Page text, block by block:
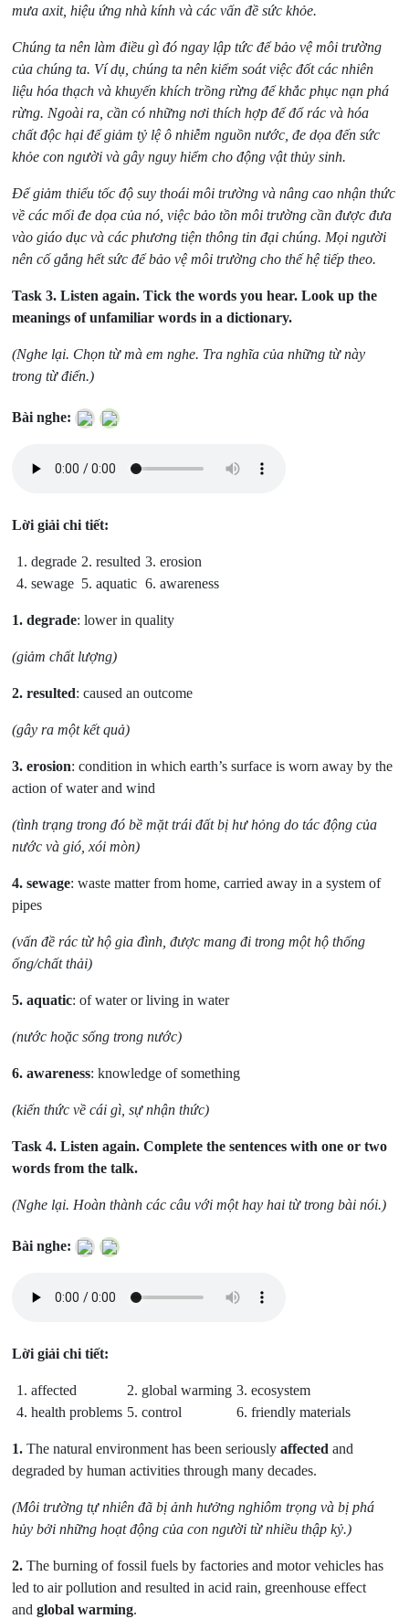
mưa axit, hiệu ứng nhà kính và các vấn đề sức khỏe.
Chúng ta nên làm điều gì đó ngay lập tức để bảo vệ môi trường
của chúng ta. Ví dụ, chúng ta nên kiểm soát việc đốt các nhiên
liệu hóa thạch và khuyến khích trồng rừng để khắc phục nạn phá
rừng. Ngoài ra, cần có những nơi thích hợp để đổ rác và hóa
chất độc hại để giảm tỷ lệ ô nhiễm nguồn nước, đe dọa đến sức
khỏe con người và gây nguy hiểm cho động vật thủy sinh.
Để giảm thiểu tốc độ suy thoái môi trường và nâng cao nhận thức
về các mối đe dọa của nó, việc bảo tồn môi trường cần được đưa
vào giáo dục và các phương tiện thông tin đại chúng. Mọi người
nên cố gắng hết sức để bảo vệ môi trường cho thế hệ tiếp theo.
Task 3. Listen again. Tick the words you hear. Look up the
meanings of unfamiliar words in a dictionary.
(Nghe lại. Chọn từ mà em nghe. Tra nghĩa của những từ này
trong từ điển.)
Bài nghe:
Lời giải chi tiết:
1. degrade 2. resulted 3. erosion
4. sewage 5. aquatic 6. awareness
1. degrade: lower in quality
(giảm chất lượng)
2. resulted: caused an outcome
(gây ra một kết quả)
3.erosion: condition in which earth’s surface is worn away by the
action of water and wind
(tình trạng trong đó bề mặt trái đất bị hư hỏng do tác động của
nước và gió, xói mòn)
4. sewage: waste matter from home, carried away in a system of
pipes
(vấn đề rác từ hộ gia đình, được mang đi trong một hộ thống
ống/chất thải)
5.aquatic: of water or living in water
(nước hoặc sống trong nước)
6.awareness: knowledge of something
(kiến thức về cái gì, sự nhận thức)
Task 4. Listen again. Complete the sentences with one or two
words from the talk.
(Nghe lại. Hoàn thành các câu với một hay hai từ trong bài nói.)
Bài nghe:
Lời giải chi tiết:
1. affected 2. global warming 3. ecosystem
4. health problems 5. control 6. friendly materials
1.The natural environment has been seriouslyaffected and
degraded by human activities through many decades.
(Môi trường tự nhiên đã bị ảnh hưởng nghiôm trọng và bị phá
hủy bởi những hoạt động của con người từ nhiều thập kỷ.)
2.The burning of fossil fuels by factories and motor vehicles has
led to air pollution and resulted in acid rain, greenhouse effect
andglobal warming.